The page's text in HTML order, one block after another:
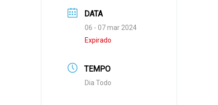
DATA
06 - 07 mar 2024
Expirado
TEMPO
Dia Todo